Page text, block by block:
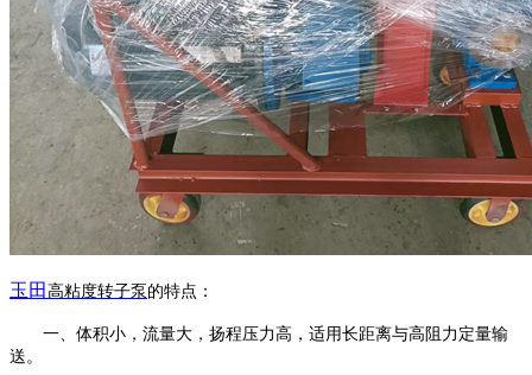
玉田 高粘度转子泵 的特点：
一、体积小，流量大，扬程压力高，适用长距离与高阻力定量输
送。